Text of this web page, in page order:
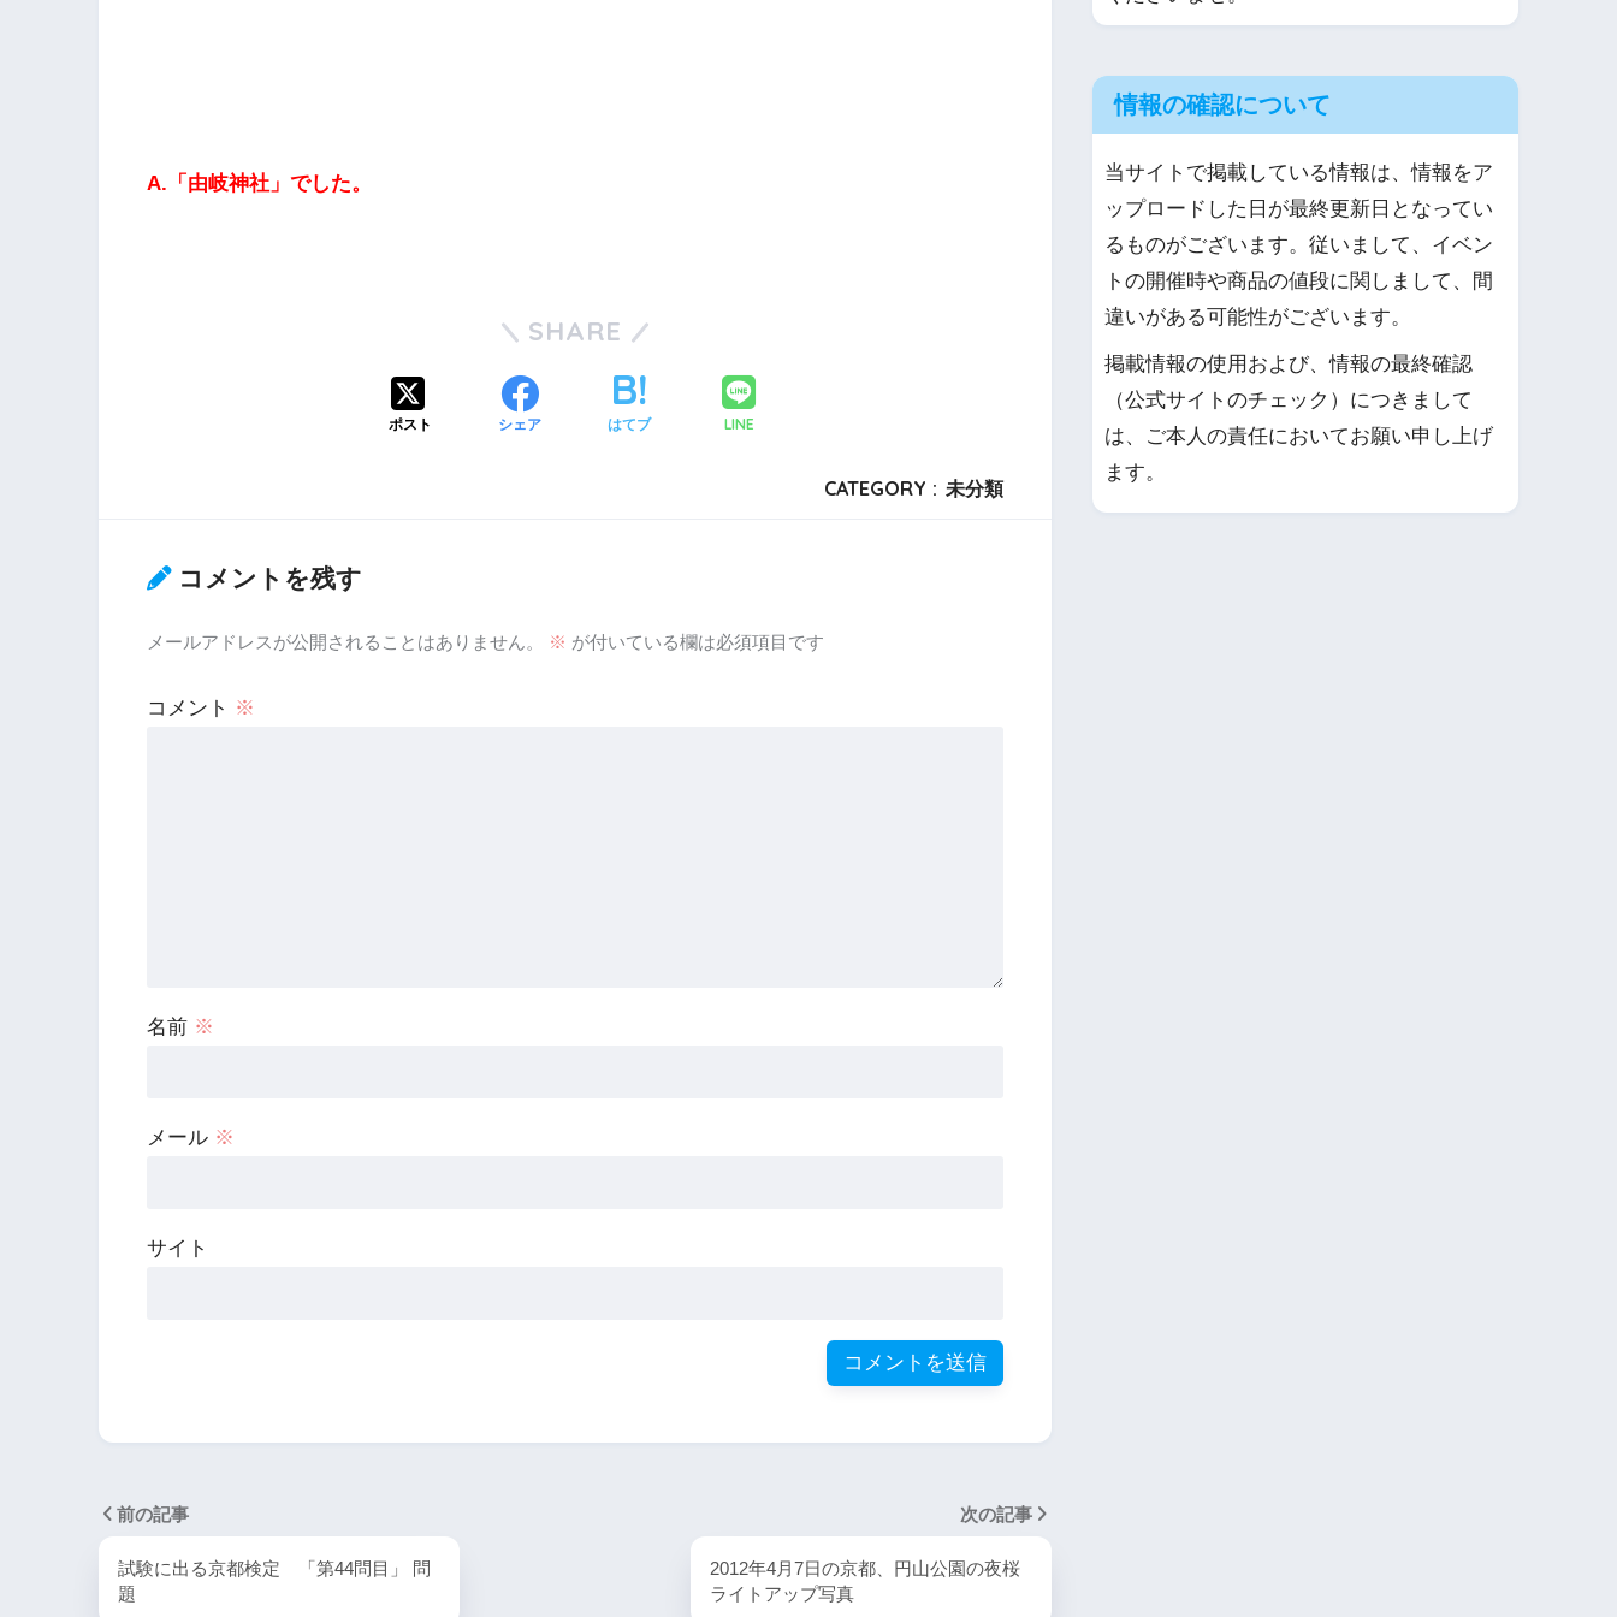
A.「由岐神社」でした。
SHARE
ポスト シェア はてブ LINE
CATEGORY : 未分類
コメントを残す
メールアドレスが公開されることはありません。 ※ が付いている欄は必須項目です
コメント ※
名前 ※
メール ※
サイト
前の記事
試験に出る京都検定 「第44問目」 問
題
次の記事
2012年4月7日の京都、円山公園の夜桜
ライトアップ写真
情報の確認について
当サイトで掲載している情報は、情報をア
ップロードした日が最終更新日となってい
るものがございます。従いまして、イベン
トの開催時や商品の値段に関しまして、間
違いがある可能性がございます。
掲載情報の使用および、情報の最終確認
（公式サイトのチェック）につきまして
は、ご本人の責任においてお願い申し上げ
ます。